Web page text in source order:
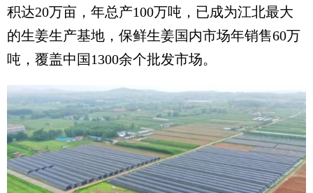
积达20万亩，年总产100万吨，已成为江北最大
的生姜生产基地，保鲜生姜国内市场年销售60万
吨，覆盖中国1300余个批发市场。